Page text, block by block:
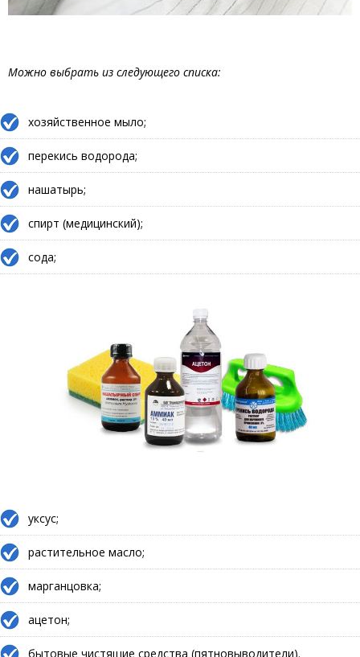
Можно выбрать из следующего списка:
хозяйственное мыло;
перекись водорода;
нашатырь;
спирт (медицинский);
сода;
уксус;
растительное масло;
марганцовка;
ацетон;
бытовые чистящие средства (пятновыводители).